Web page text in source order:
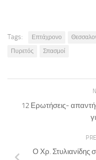
Tags: Επτάχρονο
Πυρετός
Σπασμοί
12 Ερωτήσεις-
Ο Χρ. Στυλιανίδης